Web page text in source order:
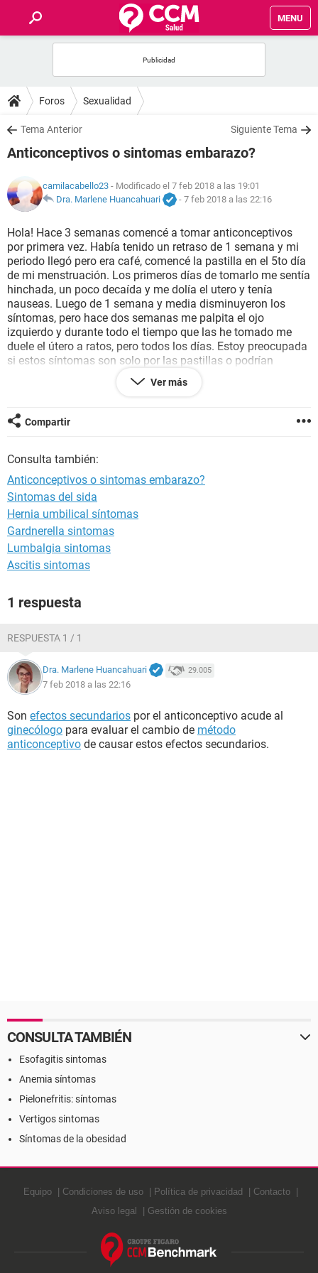
MENU
FOROS
SALUD
NUTRICIÓN
BIENESTAR
SEXUALIDAD
GLOSARIO
Foros Sexualidad
Tema Anterior Siguiente Tema
Anticonceptivos o sintomas embarazo?
camilacabello23 - Modificado el 7 feb 2018 a las 19:01
Dra. Marlene Huancahuari
- 7 feb 2018 a las 22:16
Hola! Hace 3 semanas comencé a tomar anticonceptivos
por primera vez. Había tenido un retraso de 1 semana y mi
periodo llegó pero era café, comencé la pastilla en el 5to día
de mi menstruación. Los primeros días de tomarlo me sentía
hinchada, un poco decaída y me dolía el utero y tenía
nauseas. Luego de 1 semana y media disminuyeron los
síntomas, pero hace dos semanas me palpita el ojo
izquierdo y durante todo el tiempo que las he tomado me
duele el útero a ratos, pero todos los días. Estoy preocupada
si estos síntomas son solo por las pastillas o podrían
deberse a otra cosa, como por ej un embarazo. Que alguien
me ayude porfavvor, también siempre he tenido muy buen
baño.
Ver más
Compartir
Consulta también:
Anticonceptivos o sintomas embarazo?
Sintomas del sida
Hernia umbilical síntomas
Gardnerella sintomas
Lumbalgia sintomas
Ascitis sintomas
1 respuesta
RESPUESTA 1 / 1
Dra. Marlene Huancahuari 29.005
7 feb 2018 a las 22:16
Son efectos secundarios por el anticonceptivo acude al
ginecólogo para evaluar el cambio de método
anticonceptivo de causar estos efectos secundarios.
CONSULTA TAMBIÉN
Esofagitis sintomas
Anemia síntomas
Pielonefritis: síntomas
Vertigos sintomas
Síntomas de la obesidad
Equipo Condiciones de uso Política de privacidad
Contacto
Aviso legal
Gestión de cookies